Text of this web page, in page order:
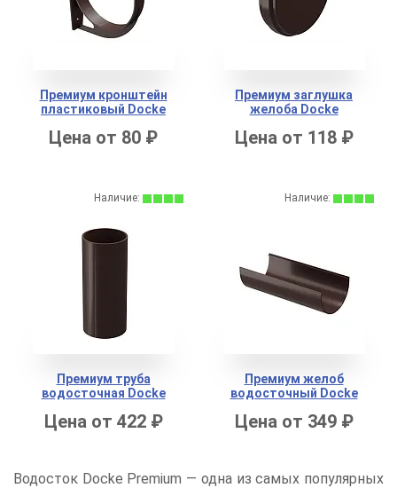
Премиум кронштейн
пластиковый Docke
Цена от 80 ₽
Премиум заглушка
желоба Docke
Цена от 118 ₽
Наличие:
Премиум труба
водосточная Docke
Цена от 422 ₽
Наличие:
Премиум желоб
водосточный Docke
Цена от 349 ₽
Водосток Docke Premium — одна из самых популярных